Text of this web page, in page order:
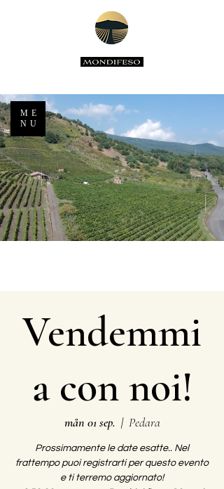
ME
NU
Vendemmi
a con noi!
mån 01 sep.
  |
Pedara
Prossimamente le date esatte.. Nel
frattempo puoi registrarti per questo evento
e ti terremo aggiornato!